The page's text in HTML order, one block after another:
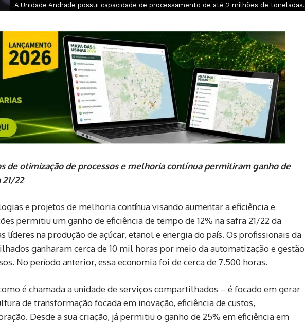
A Unidade Andrade possui capacidade de processamento de até 2 milhões de toneladas.
de otimização de processos e melhoria contínua permitiram ganho de
21/22
e projetos de melhoria contínua visando aumentar a eficiência e
permitiu um ganho de eficiência de tempo de 12% na safra 21/22 da
líderes na produção de açúcar, etanol e energia do país. Os profissionais da
ganharam cerca de 10 mil horas por meio da automatização e gestão
No período anterior, essa economia foi de cerca de 7.500 horas.
é chamada a unidade de serviços compartilhados – é focado em gerar
de transformação focada em inovação, eficiência de custos,
Desde a sua criação, já permitiu o ganho de 25% em eficiência em